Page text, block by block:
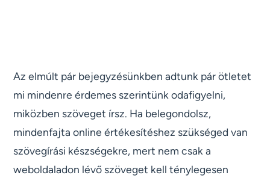
Az elmúlt pár bejegyzésünkben adtunk pár ötletet
mi mindenre érdemes szerintünk odafigyelni,
miközben szöveget írsz. Ha belegondolsz,
mindenfajta online értékesítéshez szükséged van
szövegírási készségekre, mert nem csak a
weboldaladon lévő szöveget kell ténylegesen